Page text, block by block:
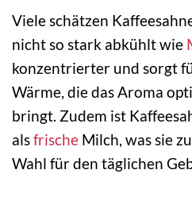
Viele schätzen
nicht so stark abkühlt wie
konzentrierter und sorgt
Wärme, die das Aroma
bringt. Zudem ist
alsfrische Milch, was sie
Wahl für den täglichen